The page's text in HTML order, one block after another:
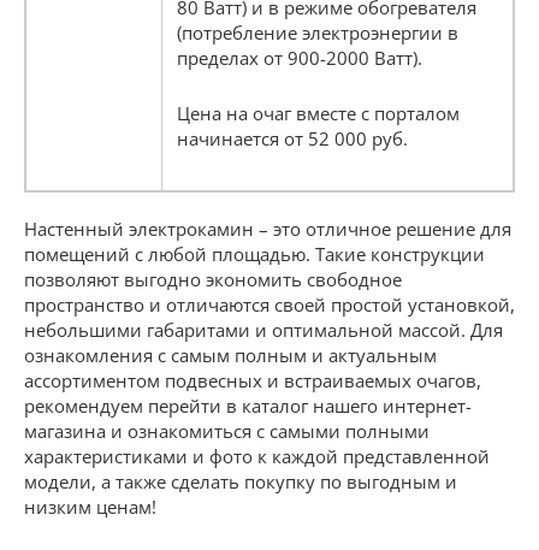
80 Ватт) и в режиме обогревателя
(потребление электроэнергии в
пределах от 900-2000 Ватт).
Цена на очаг вместе с порталом
начинается от 52 000 руб.
Настенный электрокамин – это отличное решение для
помещений с любой площадью. Такие конструкции
позволяют выгодно экономить свободное
пространство и отличаются своей простой установкой,
небольшими габаритами и оптимальной массой. Для
ознакомления с самым полным и актуальным
ассортиментом подвесных и встраиваемых очагов,
рекомендуем перейти в каталог нашего интернет-
магазина и ознакомиться с самыми полными
характеристиками и фото к каждой представленной
модели, а также сделать покупку по выгодным и
низким ценам!